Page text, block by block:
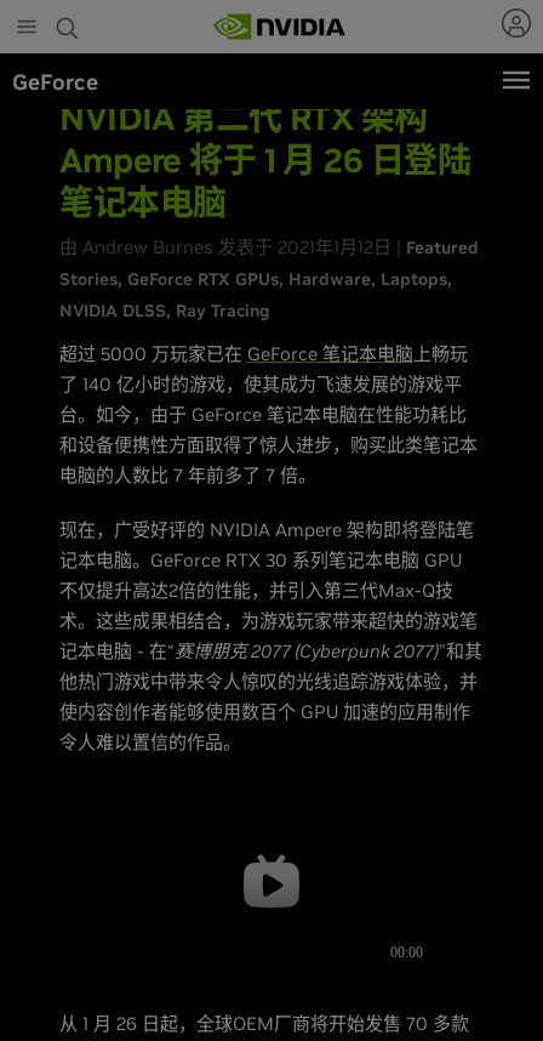
to
main
content
GeForce
NVIDIA 第二代 RTX 架构
Ampere 将于 1 月 26 日登陆
笔记本电脑
由 Andrew Burnes 发表于 2021年1月12日 | Featured
Stories GeForce RTX GPUs Hardware Laptops
NVIDIA DLSS Ray Tracing
超过 5000 万玩家已在 GeForce 笔记本电脑上畅玩
了 140 亿小时的游戏，使其成为飞速发展的游戏平
台。如今，由于 GeForce 笔记本电脑在性能功耗比
和设备便携性方面取得了惊人进步，购买此类笔记本
电脑的人数比 7 年前多了 7 倍。
现在，广受好评的 NVIDIA Ampere 架构即将登陆笔
记本电脑。GeForce RTX 30 系列笔记本电脑 GPU
不仅提升高达2倍的性能，并引入第三代Max-Q技
术。这些成果相结合，为游戏玩家带来超快的游戏笔
记本电脑 - 在“赛博朋克 2077 (Cyberpunk 2077)”和其
他热门游戏中带来令人惊叹的光线追踪游戏体验，并
使内容创作者能够使用数百个 GPU 加速的应用制作
令人难以置信的作品。
从 1 月 26 日起，全球OEM厂商将开始发售 70 多款